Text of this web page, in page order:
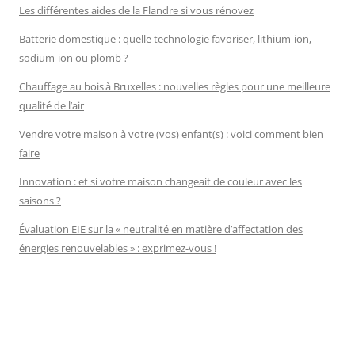
Les différentes aides de la Flandre si vous rénovez
Batterie domestique : quelle technologie favoriser, lithium-ion,
sodium-ion ou plomb ?
Chauffage au bois à Bruxelles : nouvelles règles pour une meilleure
qualité de l’air
Vendre votre maison à votre (vos) enfant(s) : voici comment bien
faire
Innovation : et si votre maison changeait de couleur avec les
saisons ?
Évaluation EIE sur la « neutralité en matière d’affectation des
énergies renouvelables » : exprimez-vous !